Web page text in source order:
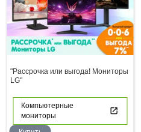
"Рассрочка или выгода! Мониторы
LG"
Компьютерные
мониторы